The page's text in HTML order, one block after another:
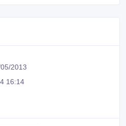
2013
16:14